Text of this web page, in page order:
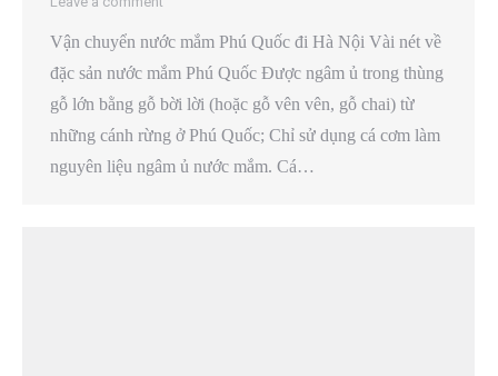
Vận chuyển nước mắm Phú Quốc đi Hà Nội Vài nét về
đặc sản nước mắm Phú Quốc Được ngâm ủ trong thùng
gỗ lớn bằng gỗ bời lời (hoặc gỗ vên vên, gỗ chai) từ
những cánh rừng ở Phú Quốc; Chỉ sử dụng cá cơm làm
nguyên liệu ngâm ủ nước mắm. Cá…